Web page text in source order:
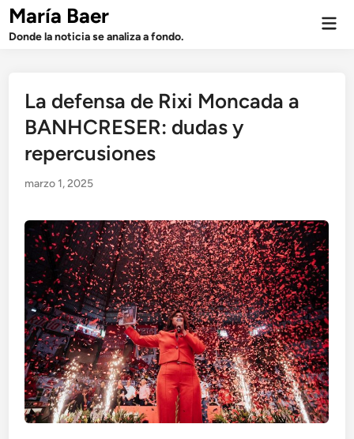
Saltar
contenido
María Baer
Donde la noticia se analiza a fondo.
La defensa de Rixi Moncada a
BANHCRESER: dudas y
repercusiones
marzo 1, 2025